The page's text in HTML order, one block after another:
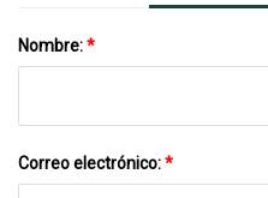
Nombre:*
Correo electrónico:*